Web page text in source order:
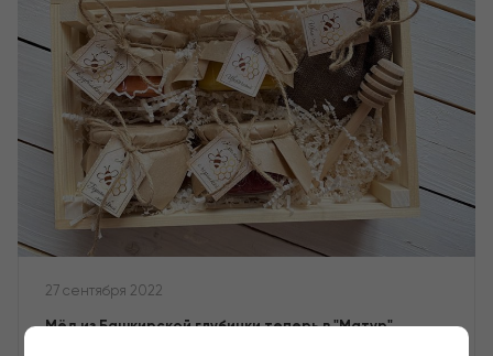
27 сентября 2022
Мёд из Башкирской глубинки теперь в "Матур"